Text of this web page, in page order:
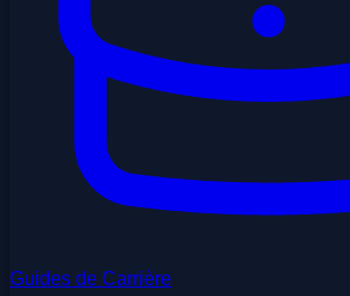
Guides de Carrière